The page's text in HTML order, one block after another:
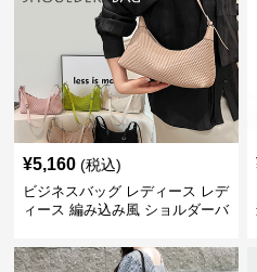
¥5,160 (税込)
ビジネスバッグ レディース レデ
ィース 編み込み風 ショルダーバ